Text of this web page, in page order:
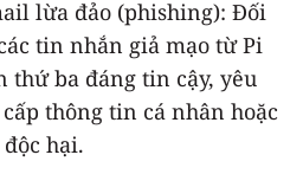
lừa đảo (phishing): Đối
tin nhắn giả mạo từ Pi
thứ ba đáng tin cậy, yêu
thông tin cá nhân hoặc
hại.